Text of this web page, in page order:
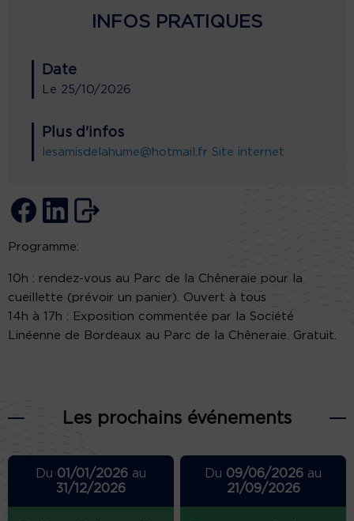
INFOS PRATIQUES
Date
Le 25/10/2026
Plus d'infos
lesamisdelahume@hotmail.fr Site internet
Programme:
10h : rendez-vous au Parc de la Chêneraie pour la
cueillette (prévoir un panier). Ouvert à tous
14h à 17h : Exposition commentée par la Société
Linéenne de Bordeaux au Parc de la Chêneraie. Gratuit.
Les prochains événements
Du 01/01/2026au
31/12/2026
Du 09/06/2026 au
21/09/2026